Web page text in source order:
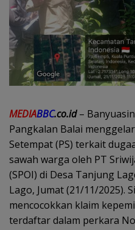
MEDIABBC.co.id–
Pangkalan Balai
Setempat (PS) terkait
sawah warga oleh PT
(SPOI) di Desa Tanjung
Lago, Jumat (21/11/2025).
mencocokkan klaim
terdaftar dalam perkara